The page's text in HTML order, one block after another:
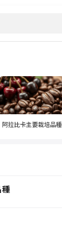
阿拉比卡主要栽培品種